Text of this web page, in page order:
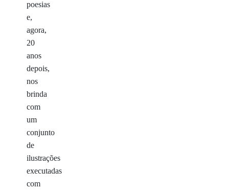
poesias
e,
agora,
20
anos
depois,
nos
brinda
com
um
conjunto
de
ilustrações
executadas
com